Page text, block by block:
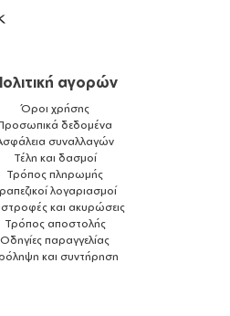
αγορών
Όροι χρήσης
δεδομένα
συναλλαγών
Τέλη και δασμοί
Τρόπος πληρωμής
λογαριασμοί
και ακυρώσεις
Τρόπος αποστολής
Οδηγίες παραγγελίας
και συντήρηση